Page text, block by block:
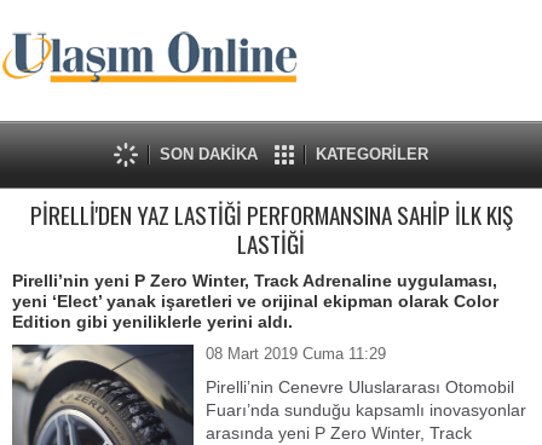
SON DAKİKA KATEGORİLER
PİRELLİ'DEN YAZ LASTİĞİ PERFORMANSINA SAHİP İLK KIŞ
LASTİĞİ
Pirelli’nin yeni P Zero Winter, Track Adrenaline uygulaması,
yeni ‘Elect’ yanak işaretleri ve orijinal ekipman olarak Color
Edition gibi yeniliklerle yerini aldı.
08 Mart 2019 Cuma 11:29
Pirelli’nin Cenevre Uluslararası Otomobil
Fuarı’nda sunduğu kapsamlı inovasyonlar
arasında yeni P Zero Winter, Track